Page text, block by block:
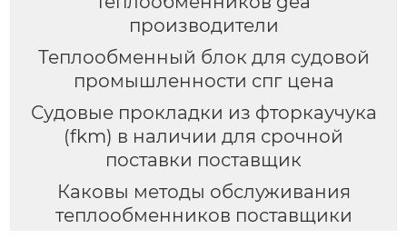
производители
Теплообменный блок для судовой
промышленности спг цена
Судовые прокладки из фторкаучука
(fkm) в наличии для срочной
поставки поставщик
Каковы методы обслуживания
теплообменников поставщики